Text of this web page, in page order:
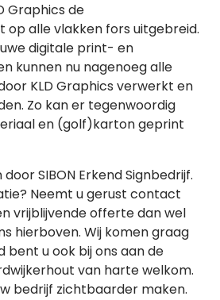
Graphics de
alle vlakken fors uitgebreid.
digitale print- en
kunnen nu nagenoeg alle
KLD Graphics verwerkt en
Zo kan er tegenwoordig
en (golf)karton geprint
SIBON Erkend Signbedrijf.
Neemt u gerust contact
vrijblijvende offerte dan wel
hierboven. Wij komen graag
bent u ook bij ons aan de
van harte welkom.
bedrijf zichtbaarder maken.